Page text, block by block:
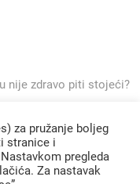
nije zdravo piti stojeći?
za pružanje boljeg
stranice i
pregleda
Za nastavak